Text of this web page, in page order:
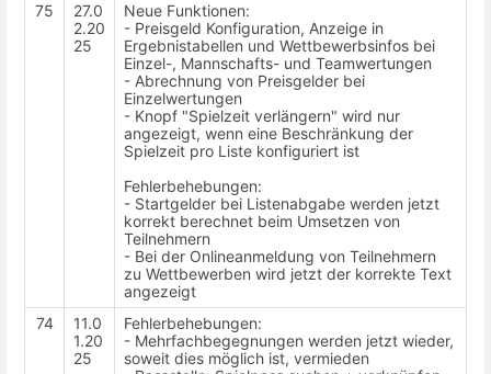
75
27.0
2.20
25
Neue Funktionen:
- Preisgeld Konfiguration, Anzeige in
Ergebnistabellen und Wettbewerbsinfos bei
Einzel-, Mannschafts- und Teamwertungen
- Abrechnung von Preisgelder bei
Einzelwertungen
- Knopf "Spielzeit verlängern" wird nur
angezeigt, wenn eine Beschränkung der
Spielzeit pro Liste konfiguriert ist
Fehlerbehebungen:
- Startgelder bei Listenabgabe werden jetzt
korrekt berechnet beim Umsetzen von
Teilnehmern
- Bei der Onlineanmeldung von Teilnehmern
zu Wettbewerben wird jetzt der korrekte Text
angezeigt
74
11.0
1.20
25
Fehlerbehebungen:
- Mehrfachbegegnungen werden jetzt wieder,
soweit dies möglich ist, vermieden